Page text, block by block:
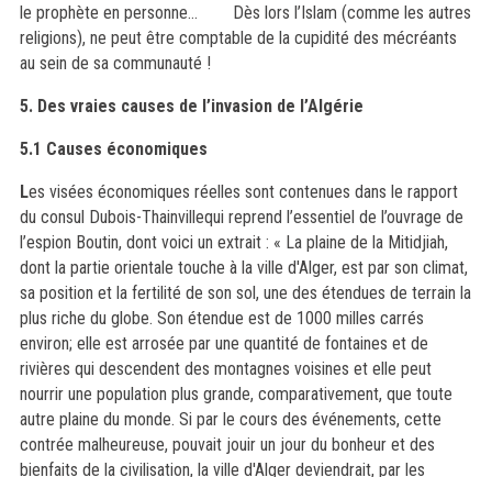
le prophète en personne… Dès lors l’Islam (comme les autres
religions), ne peut être comptable de la cupidité des mécréants
au sein de sa communauté !
5. Des vraies causes de l’invasion de l’Algérie
5.1 Causes économiques
Les visées économiques réelles sont contenues dans le rapport
du consul Dubois-Thainvillequi reprend l’essentiel de l’ouvrage de
l’espion Boutin, dont voici un extrait : « La plaine de la Mitidjiah,
dont la partie orientale touche à la ville d'Alger, est par son climat,
sa position et la fertilité de son sol, une des étendues de terrain la
plus riche du globe. Son étendue est de 1000 milles carrés
environ; elle est arrosée par une quantité de fontaines et de
rivières qui descendent des montagnes voisines et elle peut
nourrir une population plus grande, comparativement, que toute
autre plaine du monde. Si par le cours des événements, cette
contrée malheureuse, pouvait jouir un jour du bonheur et des
bienfaits de la civilisation, la ville d'Alger deviendrait, par les